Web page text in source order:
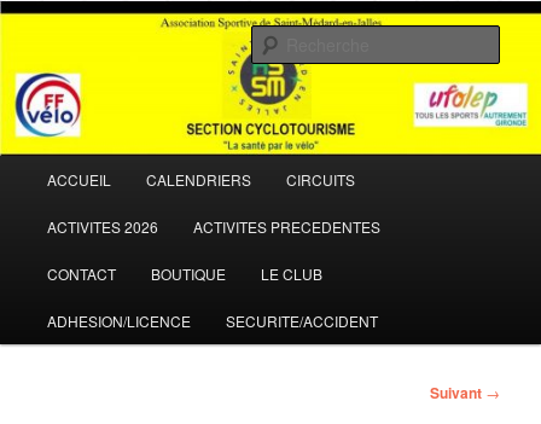
Aller
principalASSM Cyclotourisme
La santé par le vélo
principal
ACCUEIL CALENDRIERS CIRCUITS
ACTIVITES 2026 ACTIVITES PRECEDENTES
CONTACT BOUTIQUE LE CLUB
ADHESION/LICENCE SECURITE/ACCIDENT
Suivant →